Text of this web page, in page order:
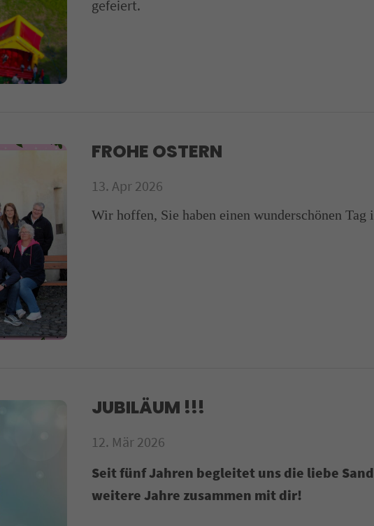
gefeiert.
FROHE OSTERN
13. Apr 2026
Wir hoffen, Sie haben einen wunderschönen
JUBILÄUM !!!
12. Mär 2026
Seit fünf Jahren begleitet uns die liebe
weitere Jahre zusammen mit dir!